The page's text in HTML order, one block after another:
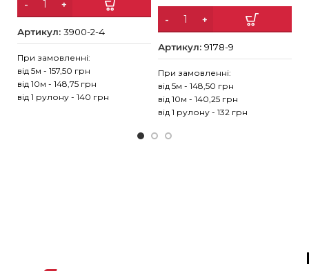
Артикул:3900-2-4
При замовленні:
від 5м - 157,50 грн
від 10м - 148,75 грн
від 1 рулону - 140 грн
Артикул: 9178-9
При замовленні:
від 5м - 148,50 грн
від 10м - 140,25 грн
від 1 рулону - 132 грн